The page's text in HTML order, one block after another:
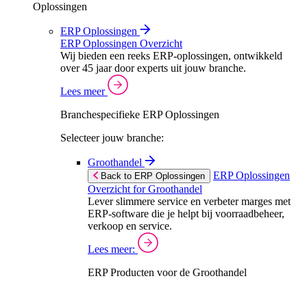
Oplossingen
ERP Oplossingen
ERP Oplossingen Overzicht
Wij bieden een reeks ERP-oplossingen, ontwikkeld
over 45 jaar door experts uit jouw branche.
Lees meer
Branchespecifieke ERP Oplossingen
Selecteer jouw branche:
Groothandel
Back to ERP Oplossingen
ERP Oplossingen
Overzicht for Groothandel
Lever slimmere service en verbeter marges met
ERP-software die je helpt bij voorraadbeheer,
verkoop en service.
Lees meer:
ERP Producten voor de Groothandel